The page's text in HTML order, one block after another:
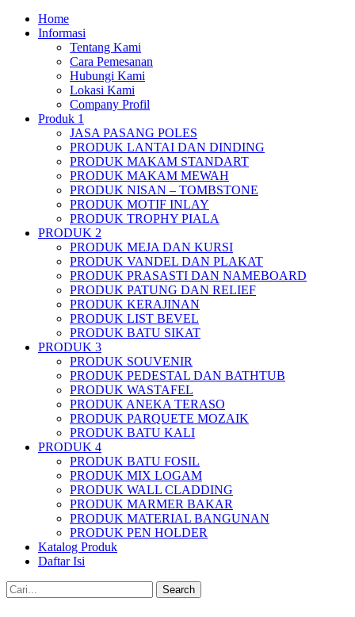
Home
Informasi
Tentang Kami
Cara Pemesanan
Hubungi Kami
Lokasi Kami
Company Profil
Produk 1
JASA PASANG POLES
PRODUK LANTAI DAN DINDING
PRODUK MAKAM STANDART
PRODUK MAKAM MEWAH
PRODUK NISAN – TOMBSTONE
PRODUK MOTIF INLAY
PRODUK TROPHY PIALA
PRODUK 2
PRODUK MEJA DAN KURSI
PRODUK VANDEL DAN PLAKAT
PRODUK PRASASTI DAN NAMEBOARD
PRODUK PATUNG DAN RELIEF
PRODUK KERAJINAN
PRODUK LIST BEVEL
PRODUK BATU SIKAT
PRODUK 3
PRODUK SOUVENIR
PRODUK PEDESTAL DAN BATHTUB
PRODUK WASTAFEL
PRODUK ANEKA TERASO
PRODUK PARQUETE MOZAIK
PRODUK BATU KALI
PRODUK 4
PRODUK BATU FOSIL
PRODUK MIX LOGAM
PRODUK WALL CLADDING
PRODUK MARMER BAKAR
PRODUK MATERIAL BANGUNAN
PRODUK PEN HOLDER
Katalog Produk
Daftar Isi
Search